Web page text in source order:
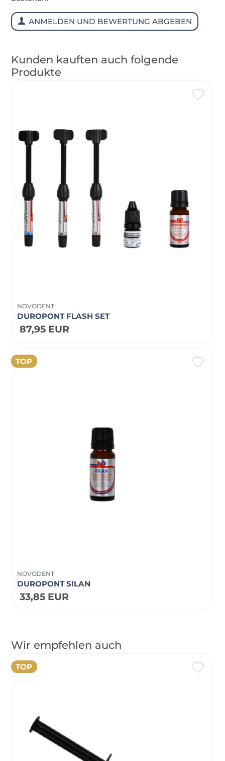
ANMELDEN UND BEWERTUNG ABGEBEN
Kunden kauften auch folgende
Produkte
NOVODENT
DUROPONT FLASH SET
87,95 EUR
TOP
NOVODENT
DUROPONT SILAN
33,85 EUR
Wir empfehlen auch
TOP